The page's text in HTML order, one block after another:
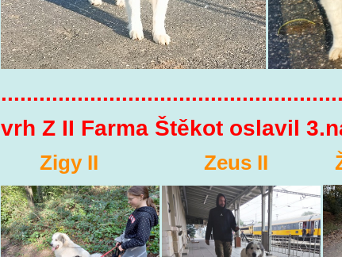
vrh Z II Farma Štěkot oslavil
Zigy II Zeus II